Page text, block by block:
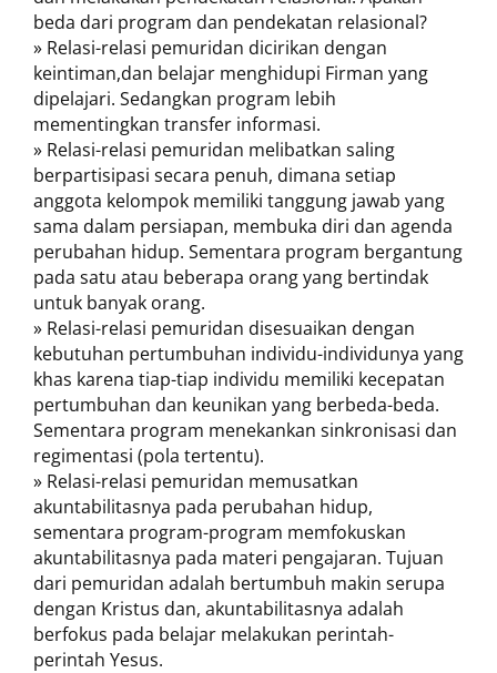
beda dari program dan pendekatan relasional?
» Relasi-relasi pemuridan dicirikan dengan
keintiman,dan belajar menghidupi Firman yang
dipelajari. Sedangkan program lebih
mementingkan transfer informasi.
» Relasi-relasi pemuridan melibatkan saling
berpartisipasi secara penuh, dimana setiap
anggota kelompok memiliki tanggung jawab yang
sama dalam persiapan, membuka diri dan agenda
perubahan hidup. Sementara program bergantung
pada satu atau beberapa orang yang bertindak
untuk banyak orang.
» Relasi-relasi pemuridan disesuaikan dengan
kebutuhan pertumbuhan individu-individunya yang
khas karena tiap-tiap individu memiliki kecepatan
pertumbuhan dan keunikan yang berbeda-beda.
Sementara program menekankan sinkronisasi dan
regimentasi (pola tertentu).
» Relasi-relasi pemuridan memusatkan
akuntabilitasnya pada perubahan hidup,
sementara program-program memfokuskan
akuntabilitasnya pada materi pengajaran. Tujuan
dari pemuridan adalah bertumbuh makin serupa
dengan Kristus dan, akuntabilitasnya adalah
berfokus pada belajar melakukan perintah-
perintah Yesus.